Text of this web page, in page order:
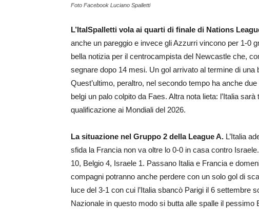
Foto Facebook Luciano Spalletti
L’ItalSpalletti vola ai quarti di finale di Nations
anche un pareggio e invece gli Azzurri vincono per 1-0
bella notizia per il centrocampista del Newcastle che,
segnare dopo 14 mesi. Un gol arrivato al termine di
Quest’ultimo, peraltro, nel secondo tempo ha anche
belgi un palo colpito da Faes. Altra nota lieta: l’Italia
qualificazione ai Mondiali del 2026.
La situazione nel Gruppo 2 della League A. L’Italia
sfida la Francia non va oltre lo 0-0 in casa contro
10, Belgio 4, Israele 1. Passano Italia e Francia e
compagni potranno anche perdere con un solo gol di
luce del 3-1 con cui l’Italia sbancò Parigi il 6 settembre
Nazionale in questo modo si butta alle spalle il pessimo